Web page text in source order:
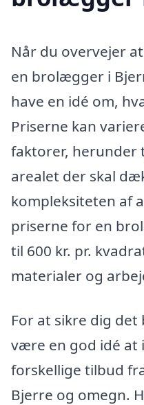
Når du overvejer
en brolægger i
have en idé om,
Priserne kan
faktorer, herunder
arealet der skal
kompleksiteten af
priserne for en
til 600 kr. pr.
materialer og
For at sikre dig
være en god idé at
forskellige tilbud
Bjerre og omegn.